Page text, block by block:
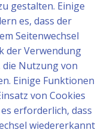
gestalten. Einige
es, dass der
Seitenwechsel
der Verwendung
Nutzung von
Einige Funktionen
von Cookies
erforderlich, dass
wiedererkannt